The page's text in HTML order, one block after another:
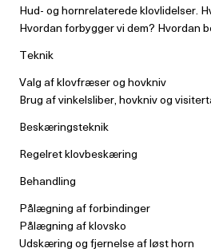
Hud- og hornrelaterede klovlidelser.
Hvordan forbygger vi dem? Hvordan
Teknik
Valg af klovfræser og hovkniv
Brug af vinkelsliber, hovkniv og
Beskæringsteknik
Regelret klovbeskæring
Behandling
Pålægning af forbindinger
Pålægning af klovsko
Udskæring og fjernelse af løst horn